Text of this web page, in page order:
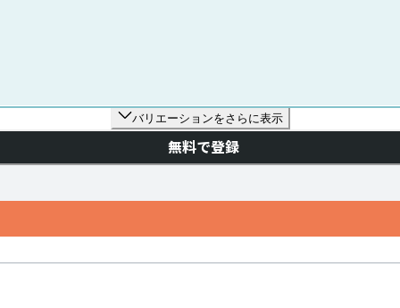
バリエーションをさらに表示
無料で登録